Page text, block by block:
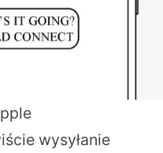
wysyłanie